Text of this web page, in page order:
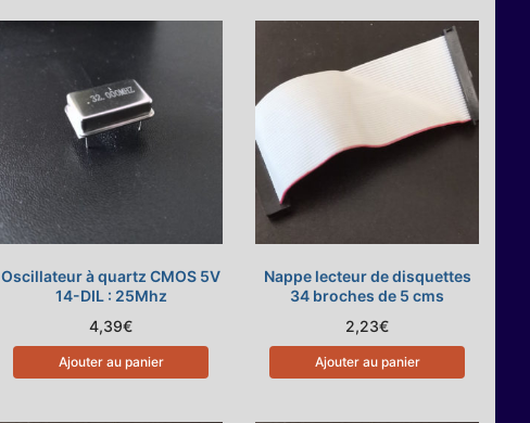
Oscillateur à quartz CMOS 5V
14-DIL : 25Mhz
4,39€
Ajouter au panier
Nappe lecteur de disquettes
34 broches de 5 cms
2,23€
Ajouter au panier